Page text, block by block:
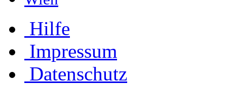
Hilfe
Impressum
Datenschutz